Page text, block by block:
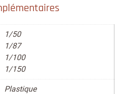
1/50
1/87
1/100
1/150
Plastique